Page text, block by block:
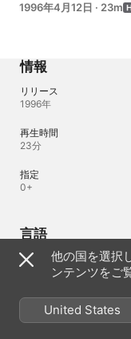
は、あらゆるバルチ
て…。
1996年4月12日 · 23m
情報
リリース
1996年
再生時間
23分
指定
0+
言語
オリジナル音源
字幕
日本語（日本） (SDH)
他の国を選択
ンテンツをご
United States